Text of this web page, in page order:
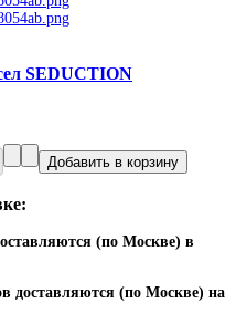
SEDUCTION
(по Москве) в
доставляются (по Москве) на